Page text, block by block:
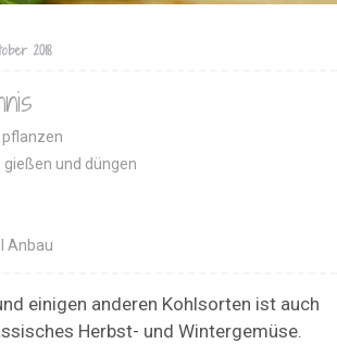
2018
pflanzen
gießen und düngen
Anbau
einigen anderen Kohlsorten ist auch
Herbst- und Wintergemüse.